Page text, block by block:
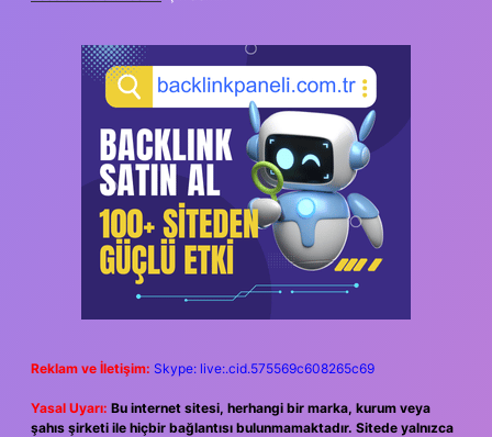
Reklam ve İletişim: Skype: live:.cid.575569c608265c69
Yasal Uyarı: Bu internet sitesi, herhangi bir marka, kurum veya
şahıs şirketi ile hiçbir bağlantısı bulunmamaktadır. Sitede yalnızca